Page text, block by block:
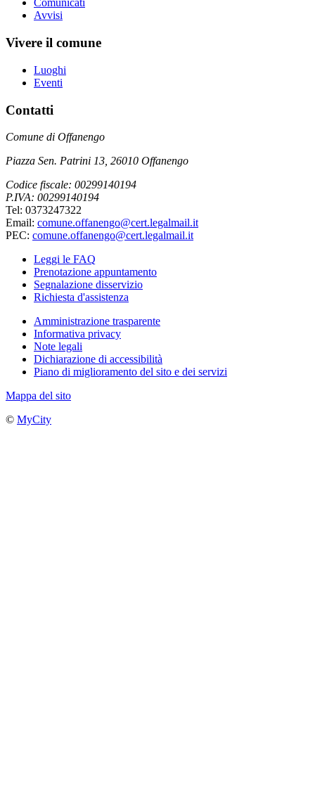
Comunicati
Avvisi
Vivere il comune
Luoghi
Eventi
Contatti
Comune di Offanengo
Piazza Sen. Patrini 13, 26010 Offanengo
Codice fiscale: 00299140194
P.IVA: 00299140194
Tel: 0373247322
Email: comune.offanengo@cert.legalmail.it
PEC: comune.offanengo@cert.legalmail.it
Leggi le FAQ
Prenotazione appuntamento
Segnalazione disservizio
Richiesta d'assistenza
Amministrazione trasparente
Informativa privacy
Note legali
Dichiarazione di accessibilità
Piano di miglioramento del sito e dei servizi
Mappa del sito
© MyCity